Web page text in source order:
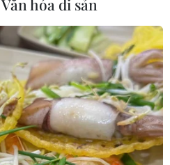
hóa di sản